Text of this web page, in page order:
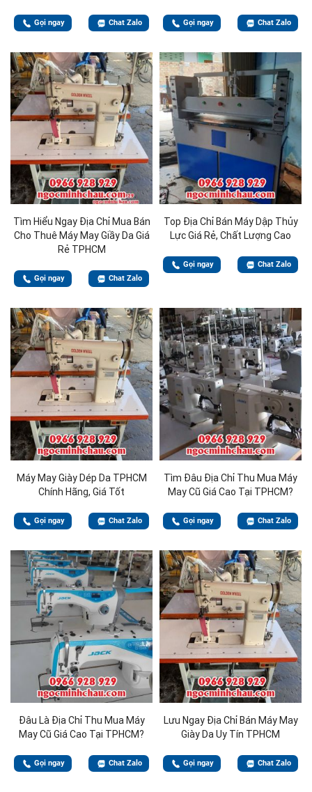
Gọi ngay Chat Zalo Gọi ngay Chat Zalo
Tìm Hiểu Ngay Địa Chỉ Mua Bán
Cho Thuê Máy May Giầy Da Giá
Rẻ TPHCM
Gọi ngay Chat Zalo
Top Địa Chỉ Bán Máy Dập Thủy
Lực Giá Rẻ, Chất Lượng Cao
Gọi ngay Chat Zalo
Máy May Giày Dép Da TPHCM
Chính Hãng, Giá Tốt
Gọi ngay Chat Zalo
Tìm Đâu Địa Chỉ Thu Mua Máy
May Cũ Giá Cao Tại TPHCM?
Gọi ngay Chat Zalo
Đâu Là Địa Chỉ Thu Mua Máy
May Cũ Giá Cao Tại TPHCM?
Gọi ngay Chat Zalo
Lưu Ngay Địa Chỉ Bán Máy May
Giày Da Uy Tín TPHCM
Gọi ngay Chat Zalo